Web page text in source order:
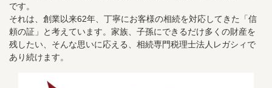
です。
それは、創業以来62年、丁寧にお客様の相続を対応してきた「信
頼の証」と考えています。家族、子孫にできるだけ多くの財産を
残したい、そんな思いに応える、相続専門税理士法人レガシィで
あり続けます。